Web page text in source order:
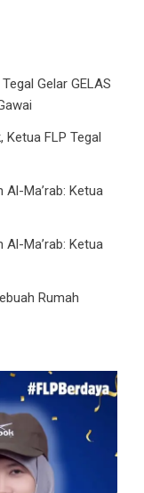
Gelar GELAS
Ketua FLP Tegal
Al-Ma’rab: Ketua
Al-Ma’rab: Ketua
Rumah